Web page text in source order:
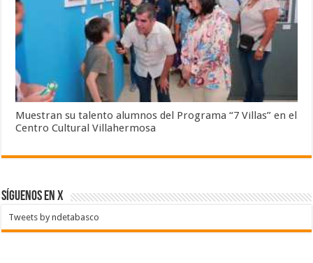
Muestran su talento alumnos del Programa “7 Villas” en el
Centro Cultural Villahermosa
SÍGUENOS EN X
Tweets by ndetabasco